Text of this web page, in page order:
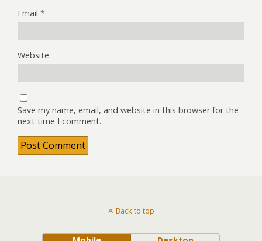
Email *
Website
Save my name, email, and website in this browser for the
next time I comment.
Back to top